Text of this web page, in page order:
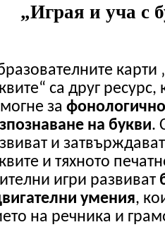
„Играя и уча с
карти
са друг
за
на букви.
и
и тяхното
игри развиват
умения,
на речника и